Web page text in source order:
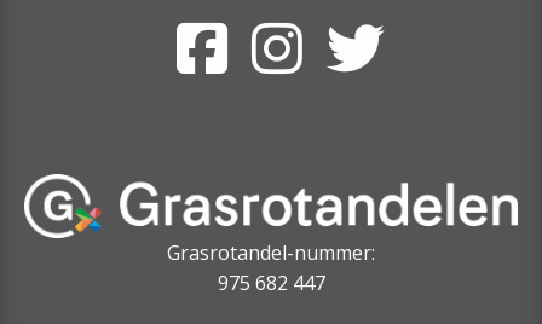
Grasrotandel-nummer:
975 682 447